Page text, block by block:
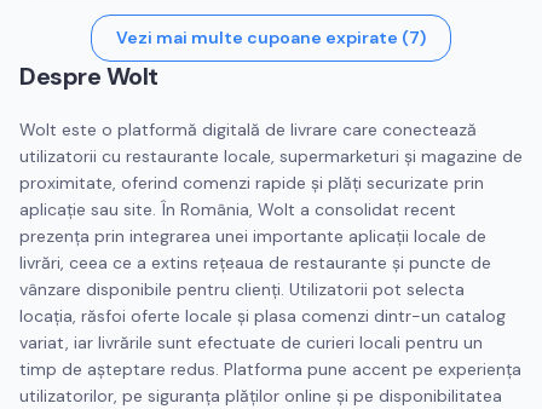
Vezi mai multe cupoane expirate (7)
DespreWolt
Wolt este o platformă digitală de livrare care conectează
utilizatorii cu restaurante locale, supermarketuri și magazine de
proximitate, oferind comenzi rapide și plăți securizate prin
aplicație sau site. În România, Wolt a consolidat recent
prezența prin integrarea unei importante aplicații locale de
livrări, ceea ce a extins rețeaua de restaurante și puncte de
vânzare disponibile pentru clienți. Utilizatorii pot selecta
locația, răsfoi oferte locale și plasa comenzi dintr-un catalog
variat, iar livrările sunt efectuate de curieri locali pentru un
timp de așteptare redus. Platforma pune accent pe experiența
utilizatorilor, pe siguranța plăților online și pe disponibilitatea